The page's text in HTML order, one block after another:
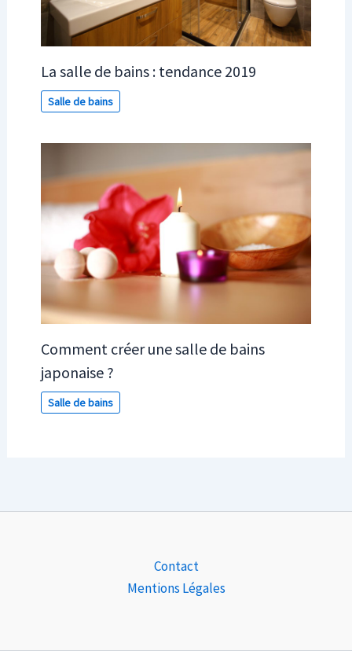
La salle de bains : tendance 2019
Salle de bains
Comment créer une salle de bains
japonaise ?
Salle de bains
Contact
Mentions Légales